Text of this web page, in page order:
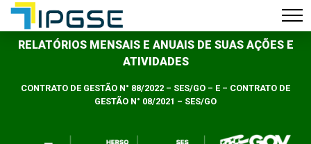
RELATÓRIOS MENSAIS E ANUAIS DE SUAS AÇÕES E
ATIVIDADES
CONTRATO DE GESTÃO N° 88/2022 – SES/GO – E – CONTRATO DE
GESTÃO N° 08/2021 – SES/GO